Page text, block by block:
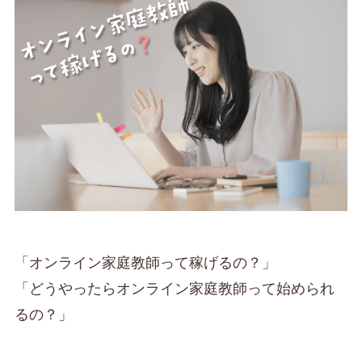
「オンライン家庭教師って稼げるの？」
「どうやったらオンライン家庭教師って始められ
るの？」